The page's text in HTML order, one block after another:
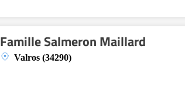
Famille Salmeron Maillard
Valros (34290)